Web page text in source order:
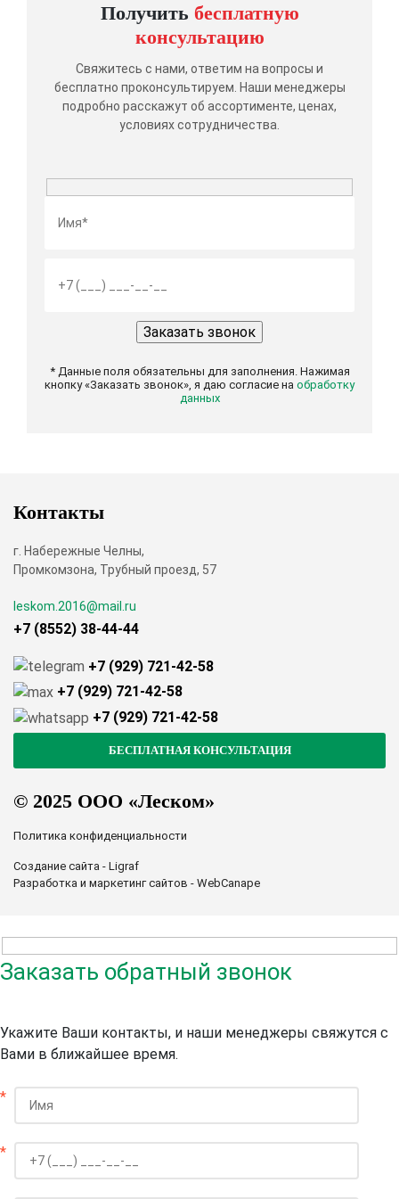
Получить бесплатную
консультацию
Свяжитесь с нами, ответим на вопросы и
бесплатно проконсультируем. Наши менеджеры
подробно расскажут об ассортименте, ценах,
условиях сотрудничества.
* Данные поля обязательны для заполнения. Нажимая
кнопку «Заказать звонок», я даю согласие на обработку
данных
© 2025 ООО «Леском»
Политика конфиденциальности
Создание сайта - Ligraf
Разработка и маркетинг сайтов - WebCanape
Контакты
г. Набережные Челны,
Промкомзона, Трубный проезд, 57
leskom.2016@mail.ru
+7 (8552) 38-44-44
+7 (929) 721-42-58
+7 (929) 721-42-58
+7 (929) 721-42-58
Заказать обратный звонок
Укажите Ваши контакты, и наши менеджеры свяжутся с
Вами в ближайшее время.
*
*